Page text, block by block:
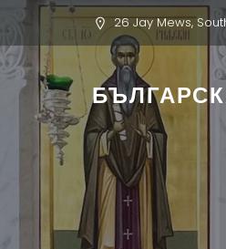
26 Jay Mews,